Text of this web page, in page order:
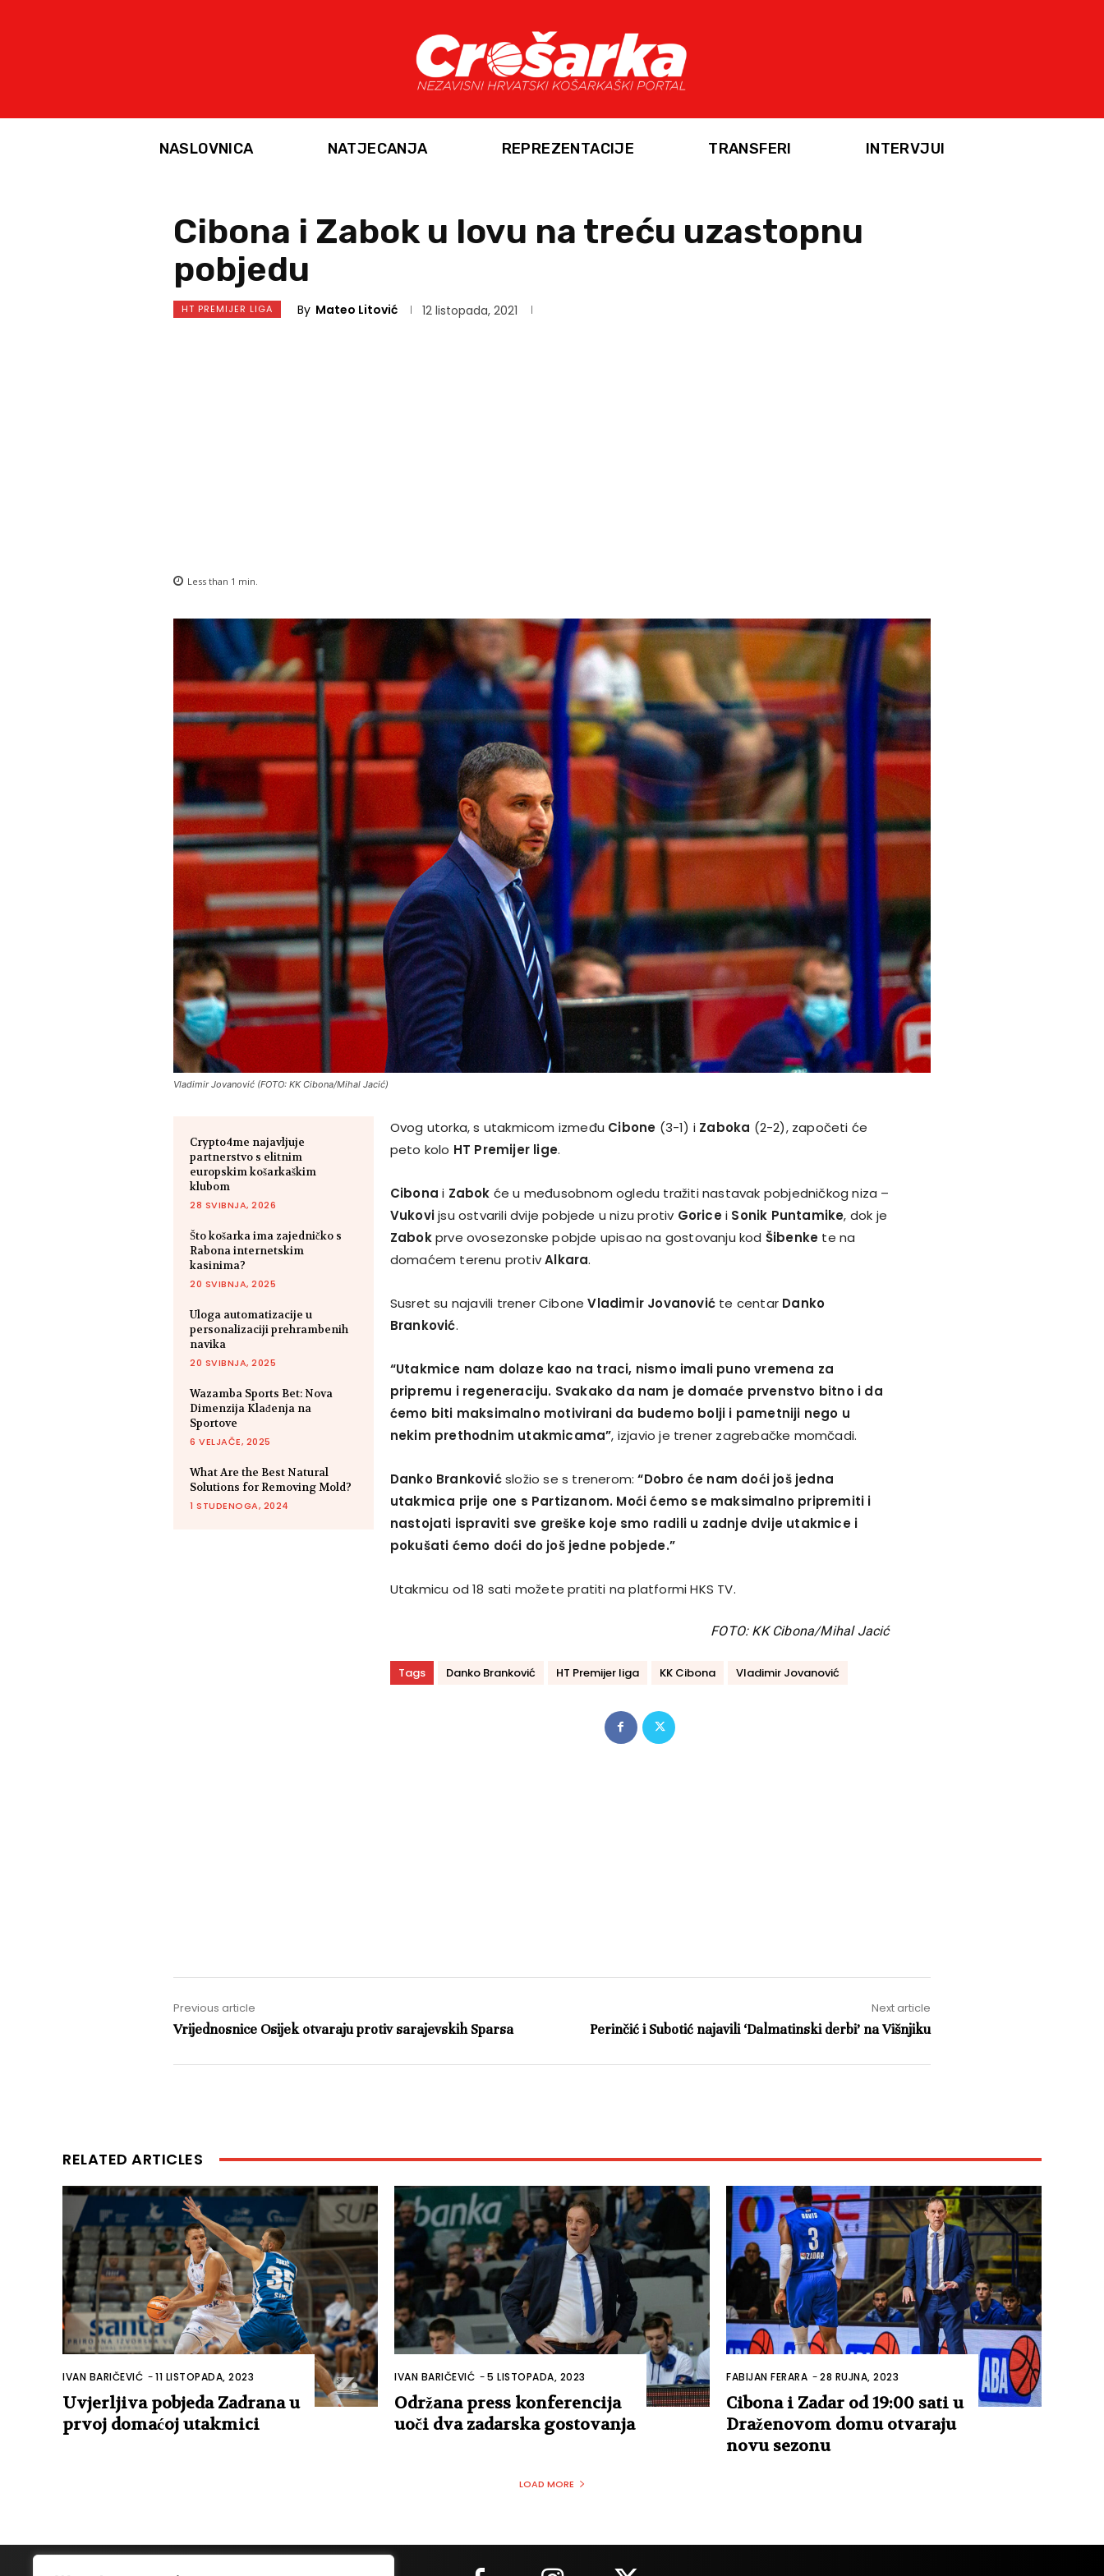
NASLOVNICA NATJECANJA REPREZENTACIJE TRANSFERI INTERVJUI
Cibona i Zabok u lovu na treću uzastopnu
pobjedu
HT PREMIJER LIGA By Mateo Litović 12 listopada, 2021
Less than 1 min.
Vladimir Jovanović (FOTO: KK Cibona/Mihal Jacić)
Crypto4me najavljuje
partnerstvo s elitnim
europskim košarkaškim
klubom
28 SVIBNJA, 2026
Što košarka ima zajedničko s
Rabona internetskim
kasinima?
20 SVIBNJA, 2025
Uloga automatizacije u
personalizaciji prehrambenih
navika
20 SVIBNJA, 2025
Wazamba Sports Bet: Nova
Dimenzija Klađenja na
Sportove
6 VELJAČE, 2025
What Are the Best Natural
Solutions for Removing Mold?
1 STUDENOGA, 2024
Ovog utorka, s utakmicom između Cibone (3-1) i Zaboka (2-2), započeti će
peto kolo HT Premijer lige.
Cibona i Zabok će u međusobnom ogledu tražiti nastavak pobjedničkog niza –
Vukovijsu ostvarili dvije pobjede u nizu protiv Goricei Sonik Puntamike, dok je
Zabokprve ovosezonske pobjde upisao na gostovanju kod Šibenke te na
domaćem terenu protivAlkara.
Susret su najavili trener CiboneVladimir Jovanovićte centar Danko
Branković.
“Utakmice nam dolaze kao na traci, nismo imali puno vremena za
pripremu i regeneraciju. Svakako da nam je domaće prvenstvo bitno i da
ćemo biti maksimalno motivirani da budemo bolji i pametniji nego u
nekim prethodnim utakmicama”, izjavio je trener zagrebačke momčadi.
Danko Brankovićsložio se s trenerom:“Dobro će nam doći još jedna
utakmica prije one s Partizanom. Moći ćemo se maksimalno pripremiti i
nastojati ispraviti sve greške koje smo radili u zadnje dvije utakmice i
pokušati ćemo doći do još jedne pobjede.”
Utakmicu od 18 sati možete pratiti na platformi HKS TV.
FOTO: KK Cibona/Mihal Jacić
Tags Danko Branković HT Premijer liga KK Cibona Vladimir Jovanović
Previous article
Vrijednosnice Osijek otvaraju protiv sarajevskih Sparsa
Next article
Perinčić i Subotić najavili ‘Dalmatinski derbi’ na Višnjiku
RELATED ARTICLES
IVAN BARIČEVIĆ -11 LISTOPADA, 2023
Uvjerljiva pobjeda Zadrana u
prvoj domaćoj utakmici
IVAN BARIČEVIĆ -5 LISTOPADA, 2023
Održana press konferencija
uoči dva zadarska gostovanja
FABIJAN FERARA -28 RUJNA, 2023
Cibona i Zadar od 19:00 sati u
Draženovom domu otvaraju
novu sezonu
LOAD MORE